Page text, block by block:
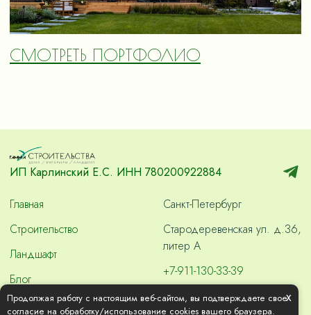
СМОТРЕТЬ ПОРТФОЛИО
ИП Карлинский Е.С. ИНН 780200922884
Главная
Строительство
Ландшафт
Блог
Контакты
Санкт-Петербург
Стародеревенская ул. д.36,
литер А
+7-911-130-33-39
skvashdom2000@gmail.com
Продолжая работу с настоящим веб-сайтом, вы подтверждаете свое
согласие на обработку/использование cookies вашего браузера.
x